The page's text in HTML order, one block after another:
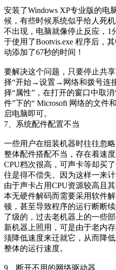
安装了Windows XP专业版的电
候，有些时候系统似乎给人死
不出现，电脑就像停止反应，1
于使用了Bootvis.exe 程序后，
动添加了67秒的时间！
要解决这个问题，只要停止共
择“开始→设置→网络和拨号连
择“属性”，在打开的窗口中取
件”下的“ Microsoft 网络的文件
启电脑即可。
7、系统配件配置不当
一些用户在组装机器时往往忽
整体配件搭配不当，存在着速
CPU档次很高，可声卡等却买
往是得不偿失。因为这样一来
由于声卡占用CPU资源较高且
本无硬件解码而需要采用软件
顿，甚至导致程序的运行断断
了级的，过去老机器上的一些
新机器上照用，可是由于老内
须降低速度来迁就它，从而降
整体的运行速度。
9、断开不用的网络驱动器